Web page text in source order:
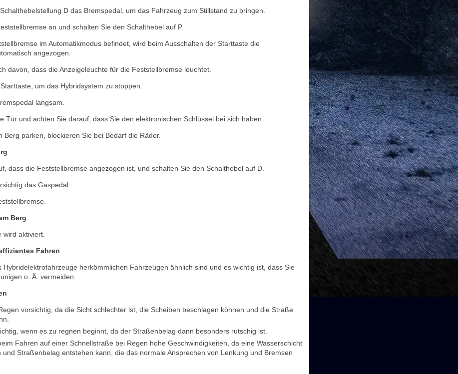
D das Bremspedal, um das Fahrzeug zum Stillstand zu bringen.
an und schalten Sie den Schalthebel auf P.
im Automatikmodus befindet, wird beim Ausschalten der Starttaste die
angezogen.
davon, dass die Anzeigeleuchte für die Feststellbremse leuchtet.
um das Hybridsystem zu stoppen.
langsam.
Tür und achten Sie darauf, dass Sie den elektronischen Schlüssel bei sich haben.
Berg parken, blockieren Sie bei Bedarf die Räder.
dass die Feststellbremse angezogen ist, und schalten Sie den Schalthebel auf D.
das Gaspedal.
Berg
wird aktiviert.
Fahren
Hybridelektrofahrzeuge herkömmlichen Fahrzeugen ähnlich sind und es wichtig ist, dass Sie
o. Ä. vermeiden.
vorsichtig, da die Sicht schlechter ist, die Scheiben beschlagen können und die Straße
wenn es zu regnen beginnt, da der Straßenbelag dann besonders rutschig ist.
Fahren auf einer Schnellstraße bei Regen hohe Geschwindigkeiten, da eine Wasserschicht
und Straßenbelag entstehen kann, die das normale Ansprechen von Lenkung und Bremsen